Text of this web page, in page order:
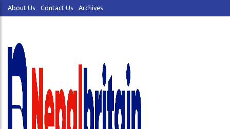
About Us Contact Us Archives